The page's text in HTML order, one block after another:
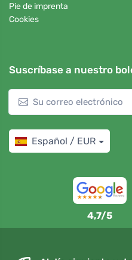
Pie de imprenta
Cookies
Suscríbase a nuestro
Español / EUR
4,7/5